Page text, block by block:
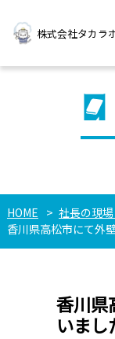
株式会社タカラ
HOME 社長の現
香川県高松市にて外
香川県
いまし